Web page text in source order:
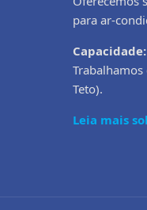
para ar-
Capacidade:
Teto).
Leia mais